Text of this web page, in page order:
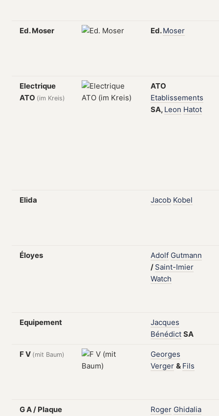
Ed. Moser Ed.Moser
Electrique
ATO (im Kreis)
ATO
Etablissements
SA, Leon Hatot
Elida Jacob Kobel
Éloyes Adolf Gutmann
/ Saint-Imier
Watch
Equipement
Jacques
Bénédict SA
F V (mit Baum)
Georges
Verger & Fils
G A / Plaque
Roger Ghidalia